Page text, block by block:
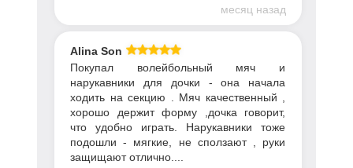
месяц назад
Alina Son
Покупал волейбольный мяч и
нарукавники для дочки - она начала
ходить на секцию . Мяч качественный ,
хорошо держит форму ,дочка говорит,
что удобно играть. Нарукавники тоже
подошли - мягкие, не сползают , руки
защищают отлично....